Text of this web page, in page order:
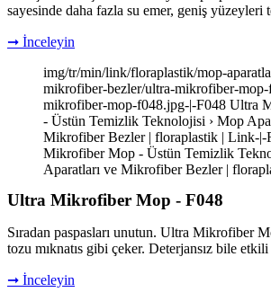
sayesinde daha fazla su emer, geniş yüzeyleri
➞ İnceleyin
img/tr/min/link/floraplastik/mop-
mikrofiber-bezler/ultra-mikrofiber-
mikrofiber-mop-f048.jpg-|-F048 Ultra
- Üstün Temizlik Teknolojisi › Mop
Mikrofiber Bezler | floraplastik | Link-|-
Mikrofiber Mop - Üstün Temizlik
Aparatları ve Mikrofiber Bezler |
Ultra Mikrofiber Mop - F048
Sıradan paspasları unutun. Ultra Mikrofiber
tozu mıknatıs gibi çeker. Deterjansız bile
➞ İnceleyin